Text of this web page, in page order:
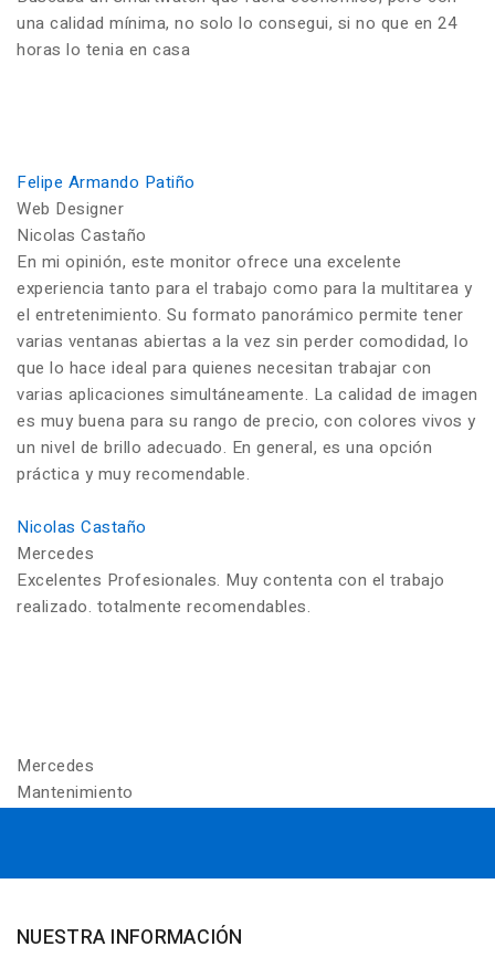
una calidad mínima, no solo lo consegui, si no que en 24
horas lo tenia en casa
Felipe Armando Patiño
Web Designer
Nicolas Castaño
En mi opinión, este monitor ofrece una excelente
experiencia tanto para el trabajo como para la multitarea y
el entretenimiento. Su formato panorámico permite tener
varias ventanas abiertas a la vez sin perder comodidad, lo
que lo hace ideal para quienes necesitan trabajar con
varias aplicaciones simultáneamente. La calidad de imagen
es muy buena para su rango de precio, con colores vivos y
un nivel de brillo adecuado. En general, es una opción
práctica y muy recomendable.
Nicolas Castaño
Mercedes
Excelentes Profesionales. Muy contenta con el trabajo
realizado. totalmente recomendables.
Mercedes
Mantenimiento
NUESTRA INFORMACIÓN